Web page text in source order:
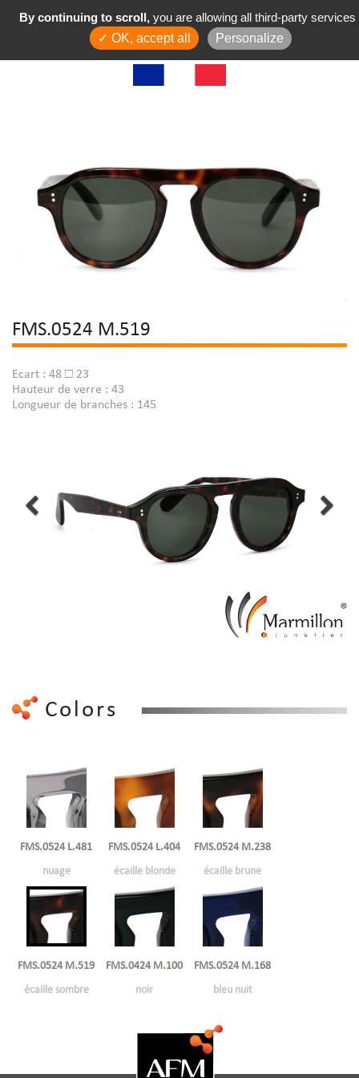
FMS.0524 M.519
Ecart : 48 □ 23
Hauteur de verre : 43
Longueur de branches : 145
Colors
FMS.0524 L.481
nuage
FMS.0524 L.404
écaille blonde
FMS.0524 M.238
écaille brune
FMS.0524 M.519
écaille sombre
FMS.0424 M.100
noir
FMS.0524 M.168
bleu nuit
By continuing to scroll, you are allowing all third-party services
✓ OK, accept all
Personalize